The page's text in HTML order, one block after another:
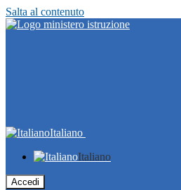
Salta al contenuto
Italiano
Italiano
Accedi